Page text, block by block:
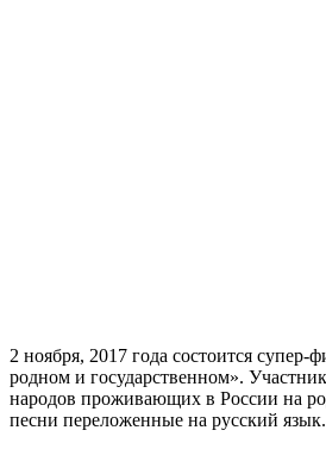
2 ноября, 2017 года состоится супер-
родном и государственном».
народов проживающих в России на
песни переложенные на русский язык.